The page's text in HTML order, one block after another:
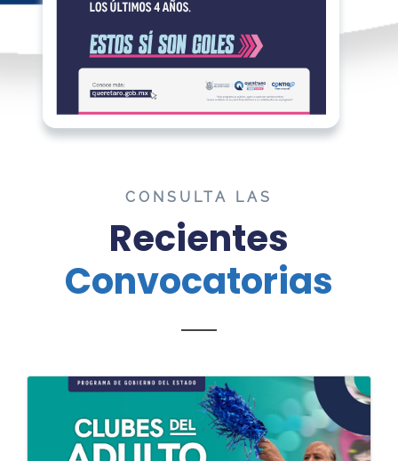
CONSULTA LAS
Recientes
Convocatorias